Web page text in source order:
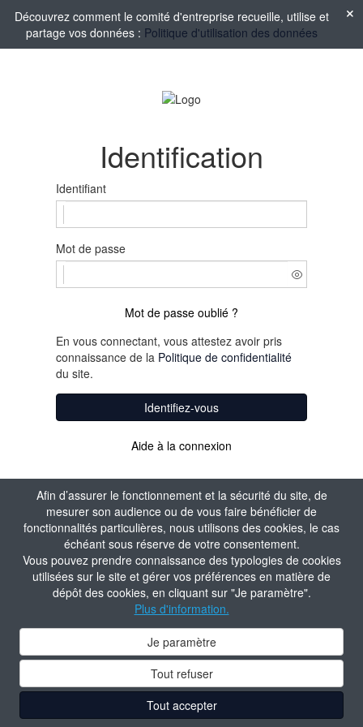
Afin d’assurer le fonctionnement et la sécurité du site, de
mesurer son audience ou de vous faire bénéficier de
fonctionnalités particulières, nous utilisons des cookies, le cas
échéant sous réserve de votre consentement.
Vous pouvez prendre connaissance des typologies de cookies
utilisées sur le site et gérer vos préférences en matière de
dépôt des cookies, en cliquant sur "Je paramètre".
Plus d'information.
Je paramètre
Tout refuser
Tout accepter
Découvrez comment le comité d'entreprise recueille, utilise et
partage vos données : Politique d'utilisation des données
Identification
Identifiant
Mot de passe
Mot de passe oublié ?
En vous connectant, vous attestez avoir pris
connaissance de la Politique de confidentialité
du site.
Identifiez-vous
Aide à la connexion